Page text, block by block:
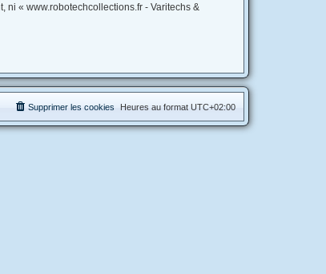
« www.robotechcollections.fr - Varitechs &
Heures au format UTC+02:00
Supprimer les cookies